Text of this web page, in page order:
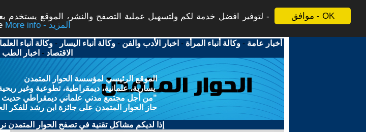
موافق - OK
لتوفير افضل خدمة لكم ولتسهيل عملية التصفح والنشر، الموقع يستخدم
More info - المزيد
أخبار عامة -وكالة أنباء المرأة - اخبار الأدب والفن -وكالة أنباء اليسار -وكالة أنباء
الاقتصاد - اخبار الطب
الموقع الرئيسي لمؤسسة الحوار المتمدن
يسارية، علمانية، ديمقراطية، تطوعية وغير
"من أجل مجتمع مدني علماني ديمقراطي حديث
حاز الحوار المتمدن على جائزة ابن رشد للفكر
إذا لديكم مشاكل تقنية في تصفح الحوار المتمدن